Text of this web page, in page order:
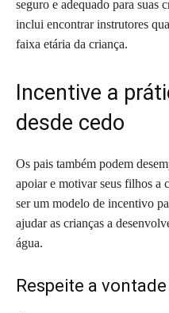
seguro e adequado para suas
inclui encontrar instrutores
faixa etária da criança.
Incentive a
desde cedo
Os pais também podem
apoiar e motivar seus filhos a
ser um modelo de incentivo
ajudar as crianças a
água.
Respeite a